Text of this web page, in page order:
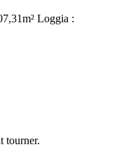
Loggia :
tourner.